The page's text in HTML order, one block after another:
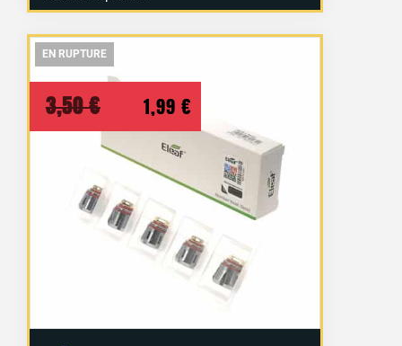
EN RUPTURE
EN RUPTURE
3,50€
Le
prix
initial
était :
3,50 €.
1,99 €
prix
actuel
est :
1,99 €.
EN RUPTURE